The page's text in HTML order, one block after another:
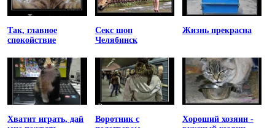
Так, главное
спокойствие
Секс шоп
Челябинск
Жизнь прекрасна
Хватит играть, дай
Воротник с
Хороший хозяин -